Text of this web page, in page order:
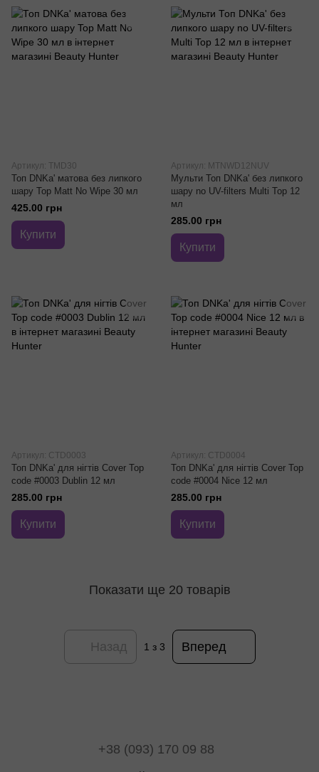
Артикул: TMD30
Топ DNKa' матова без липкого
шару Top Matt No Wipe 30 мл
425.00 грн
Купити
Артикул: MTNWD12NUV
Мульти Топ DNKa' без липкого
шару no UV-filters Multi Top 12
мл
285.00 грн
Купити
Артикул: CTD0003
Топ DNKa' для нігтів Cover Top
code #0003 Dublin 12 мл
285.00 грн
Купити
Артикул: CTD0004
Топ DNKa' для нігтів Cover Top
code #0004 Nice 12 мл
285.00 грн
Купити
Показати ще 20 товарів
Назад 1 з 3 Вперед
+38 (093) 170 09 88